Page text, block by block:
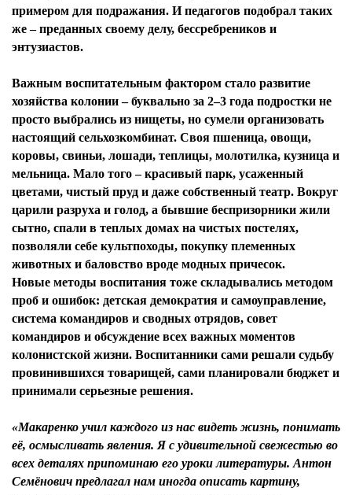
примером для подражания. И педагогов подобрал таких
же – преданных своему делу, бессребреников и
энтузиастов.
Важным воспитательным фактором стало развитие
хозяйства колонии – буквально за 2–3 года подростки не
просто выбрались из нищеты, но сумели организовать
настоящий сельхозкомбинат. Своя пшеница, овощи,
коровы, свиньи, лошади, теплицы, молотилка, кузница и
мельница. Мало того – красивый парк, усаженный
цветами, чистый пруд и даже собственный театр. Вокруг
царили разруха и голод, а бывшие беспризорники жили
сытно, спали в теплых домах на чистых постелях,
позволяли себе культпоходы, покупку племенных
животных и баловство вроде модных причесок.
Новые методы воспитания тоже складывались методом
проб и ошибок: детская демократия и самоуправление,
система командиров и сводных отрядов, совет
командиров и обсуждение всех важных моментов
колонистской жизни. Воспитанники сами решали судьбу
провинившихся товарищей, сами планировали бюджет и
принимали серьезные решения.
«Макаренко учил каждого из нас видеть жизнь, понимать
её, осмысливать явления. Я с удивительной свежестью во
всех деталях припоминаю его уроки литературы. Антон
Семёнович предлагал нам иногда описать картину,